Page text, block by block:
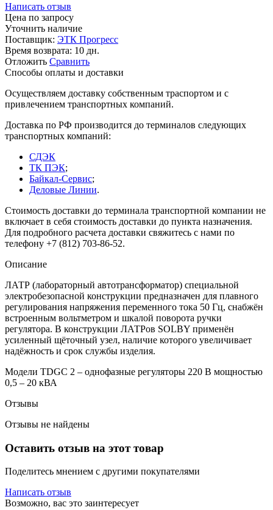
Написать отзыв
Цена по запросу
Уточнить наличие
Поставщик: ЭТК Прогресс
Время возврата: 10 дн.
Отложить Сравнить
Способы оплаты и доставки
Осуществляем доставку собственным траспортом и с
привлечением транспортных компаний.
Доставка по РФ производится до терминалов следующих
транспортных компаний:
СДЭК
ТК ПЭК;
Байкал-Сервис;
Деловые Линии.
Стоимость доставки до терминала транспортной компании не
включает в себя стоимость доставки до пункта назначения.
Для подробного расчета доставки свяжитесь с нами по
телефону +7 (812) 703-86-52.
Описание
ЛАТР (лабораторный автотрансформатор) специальной
электробезопасной конструкции предназначен для плавного
регулирования напряжения переменного тока 50 Гц, снабжён
встроенным вольтметром и шкалой поворота ручки
регулятора. В конструкции ЛАТРов SOLBY применён
усиленный щёточный узел, наличие которого увеличивает
надёжность и срок службы изделия.
Модели TDGC 2 – однофазные регуляторы 220 В мощностью
0,5 – 20 кВА
Отзывы
Отзывы не найдены
Оставить отзыв на этот товар
Поделитесь мнением с другими покупателями
Написать отзыв
Возможно, вас это заинтересует